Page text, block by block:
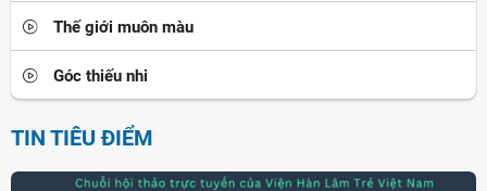
Thế giới muôn màu
Góc thiếu nhi
TIN TIÊU ĐIỂM